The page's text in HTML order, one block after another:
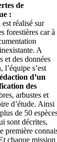
de
:
réalisé sur
forestières car à
A
et des données
l’équipe s’est
d’un
des
arbustes et
d’étude. Ainsi
de 50
sont décrites,
première
chaque